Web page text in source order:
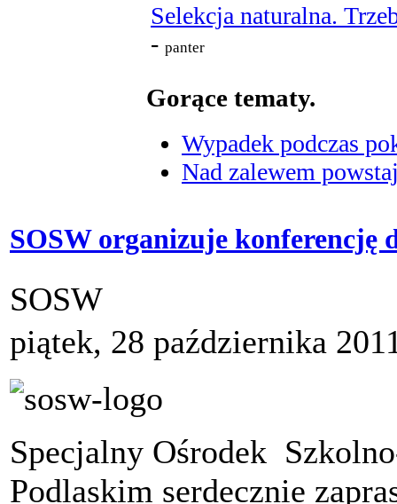
Selekcja naturalna.
- panter
Gorące tematy.
Wypadek podczas
Nad zalewem
SOSW organizuje konferencję
SOSW
piątek, 28 października
Specjalny Ośrodek
Podlaskim serdecznie